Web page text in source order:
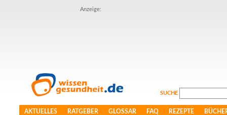
Anzeige:
SUCHE
AKTUELLES RATGEBER GLOSSAR FAQ REZEPTE